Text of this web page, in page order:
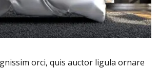
orci, quis auctor ligula ornare